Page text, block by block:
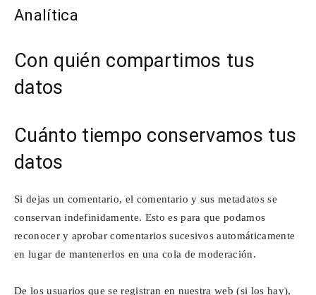
Analítica
Con quién compartimos tus
datos
Cuánto tiempo conservamos tus
datos
Si dejas un comentario, el comentario y sus metadatos se
conservan indefinidamente. Esto es para que podamos
reconocer y aprobar comentarios sucesivos automáticamente
en lugar de mantenerlos en una cola de moderación.
De los usuarios que se registran en nuestra web (si los hay),